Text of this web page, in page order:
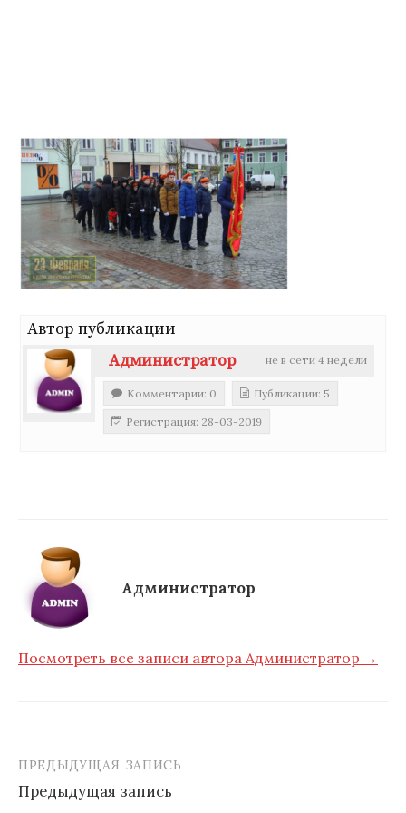
Автор публикации
не в сети 4 недели
Администратор
Комментарии: 0 Публикации: 5
Регистрация: 28-03-2019
Администратор
Посмотреть все записи автора Администратор →
Навигация
по
ПРЕДЫДУЩАЯ ЗАПИСЬ
Предыдущая запись